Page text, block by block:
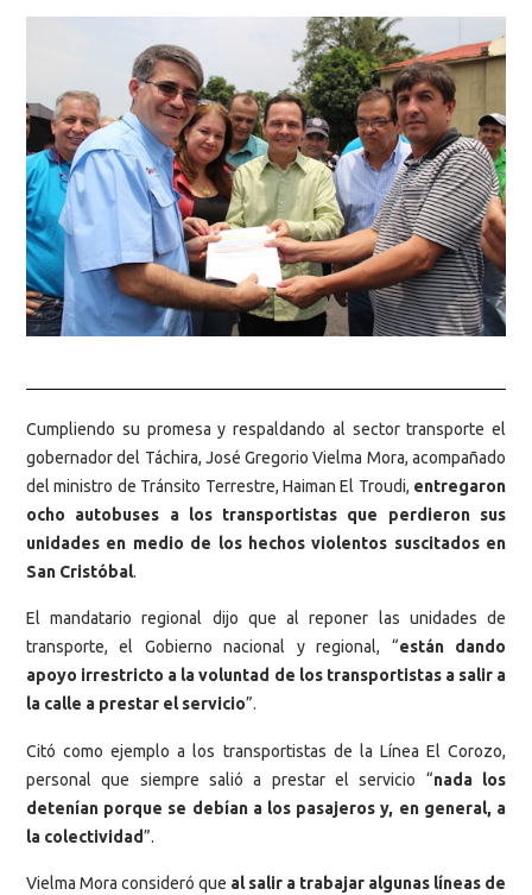
Cumpliendo su promesa y respaldando al sector transporte el
gobernador del Táchira, José Gregorio Vielma Mora, acompañado
del ministro de Tránsito Terrestre, Haiman El Troudi, entregaron
ocho autobuses a los transportistas que perdieron sus
unidades en medio de los hechos violentos suscitados en
San Cristóbal.
El mandatario regional dijo que al reponer las unidades de
transporte, el Gobierno nacional y regional, “están dando
apoyo irrestricto a la voluntad de los transportistas a salir a
la calle a prestar el servicio”.
Citó como ejemplo a los transportistas de la Línea El Corozo,
personal que siempre salió a prestar el servicio “nada los
detenían porque se debían a los pasajeros y, en general, a
la colectividad”.
Vielma Mora consideró que al salir a trabajar algunas líneas de